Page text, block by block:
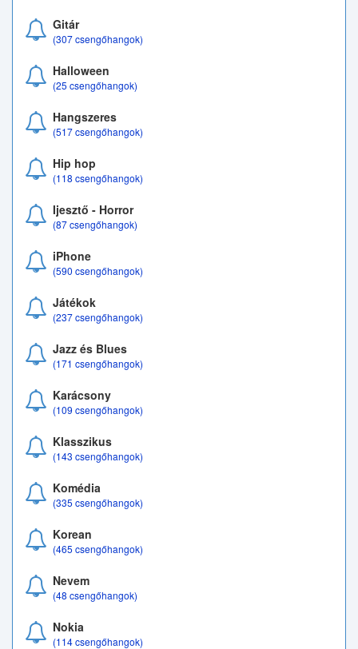
Gitár
(307 csengőhangok)
Halloween
(25 csengőhangok)
Hangszeres
(517 csengőhangok)
Hip hop
(118 csengőhangok)
Ijesztő - Horror
(87 csengőhangok)
iPhone
(590 csengőhangok)
Játékok
(237 csengőhangok)
Jazz és Blues
(171 csengőhangok)
Karácsony
(109 csengőhangok)
Klasszikus
(143 csengőhangok)
Komédia
(335 csengőhangok)
Korean
(465 csengőhangok)
Nevem
(48 csengőhangok)
Nokia
(114 csengőhangok)